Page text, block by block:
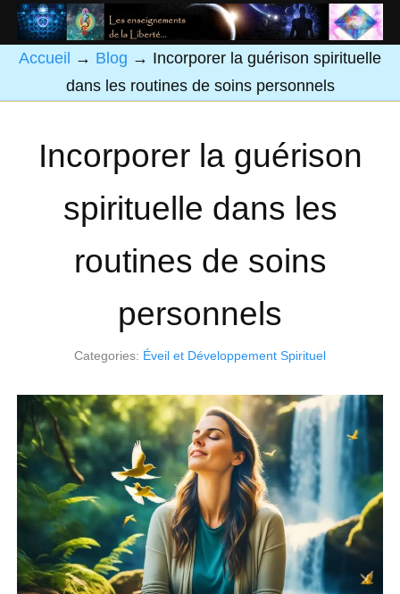
Accueil → Blog → Incorporer la guérison spirituelle
dans les routines de soins personnels
Incorporer la guérison
spirituelle dans les
routines de soins
personnels
Categories: Éveil et Développement Spirituel